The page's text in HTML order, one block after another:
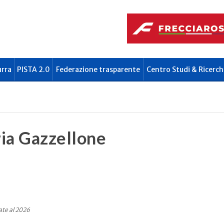
PISTA 2.0 Federazione trasparente Centro Studi &
Gazzellone
al 2026